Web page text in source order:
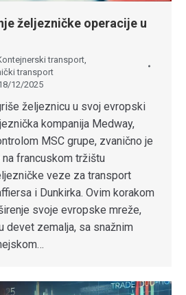
željezničke operacije u
transport,
transport
12/2025
željeznicu u svoj evropski
kompanija Medway,
MSC grupe, zvanično je
francuskom tržištu
veze za transport
i Dunkirka. Ovim korakom
svoje evropske mreže,
devet zemalja, sa snažnim